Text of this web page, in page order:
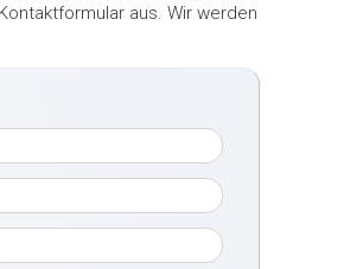
aus. Wir werden